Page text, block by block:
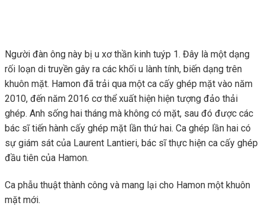
Người đàn ông này bị u xơ thần kinh tuýp 1. Đây là một dạng
rối loạn di truyền gây ra các khối u lành tính, biến dạng trên
khuôn mặt. Hamon đã trải qua một ca cấy ghép mặt vào năm
2010, đến năm 2016 cơ thể xuất hiện hiện tượng đảo thải
ghép. Anh sống hai tháng mà không có mặt, sau đó được các
bác sĩ tiến hành cấy ghép mặt lần thứ hai. Ca ghép lần hai có
sự giám sát của Laurent Lantieri, bác sĩ thực hiện ca cấy ghép
đầu tiên của Hamon.
Ca phẫu thuật thành công và mang lại cho Hamon một khuôn
mặt mới.